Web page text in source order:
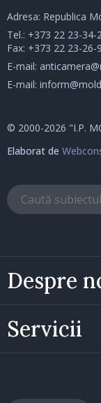
Despre
Servicii
Adresa: Republica
Tel.: +373 22 23-34-
Fax: +373 22 23-26-
E-mail:
E-mail:
© 2000-2026 "I.P.
Elaborat de